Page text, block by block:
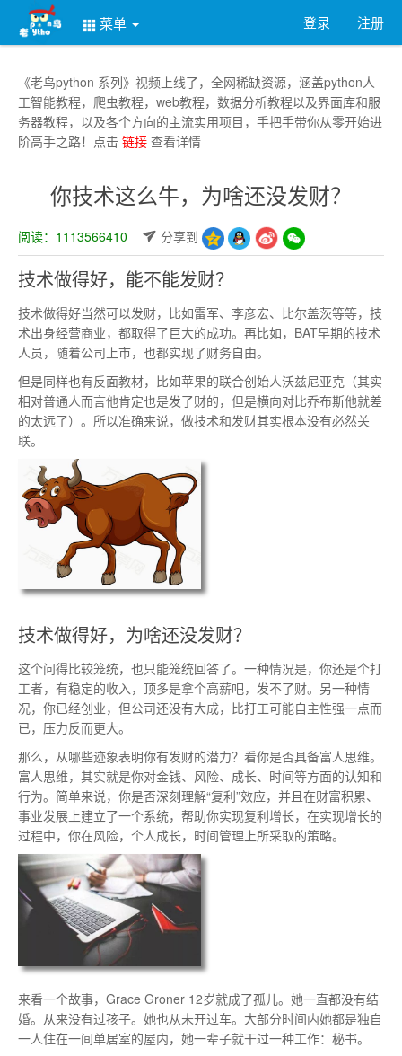
菜单 登录 注册
《老鸟python 系列》视频上线了，全网稀缺资源，涵盖python人
工智能教程，爬虫教程，web教程，数据分析教程以及界面库和服
务器教程，以及各个方向的主流实用项目，手把手带你从零开始进
阶高手之路！点击 链接 查看详情
你技术这么牛，为啥还没发财？
阅读：1113566410 分享到
技术做得好，能不能发财？
技术做得好当然可以发财，比如雷军、李彦宏、比尔盖茨等等，技
术出身经营商业，都取得了巨大的成功。再比如，BAT早期的技术
人员，随着公司上市，也都实现了财务自由。
但是同样也有反面教材，比如苹果的联合创始人沃兹尼亚克（其实
相对普通人而言他肯定也是发了财的，但是横向对比乔布斯他就差
的太远了）。所以准确来说，做技术和发财其实根本没有必然关
联。
技术做得好，为啥还没发财？
这个问得比较笼统，也只能笼统回答了。一种情况是，你还是个打
工者，有稳定的收入，顶多是拿个高薪吧，发不了财。另一种情
况，你已经创业，但公司还没有大成，比打工可能自主性强一点而
已，压力反而更大。
那么，从哪些迹象表明你有发财的潜力？看你是否具备富人思维。
富人思维，其实就是你对金钱、风险、成长、时间等方面的认知和
行为。简单来说，你是否深刻理解“复利”效应，并且在财富积累、
事业发展上建立了一个系统，帮助你实现复利增长，在实现增长的
过程中，你在风险，个人成长，时间管理上所采取的策略。
来看一个故事，Grace Groner 12岁就成了孤儿。 她一直都没有结
婚。 从来没有过孩子。 她也从未开过车。 大部分时间内她都是独自
一人住在一间单居室的屋内，她一辈子就干过一种工作： 秘书。